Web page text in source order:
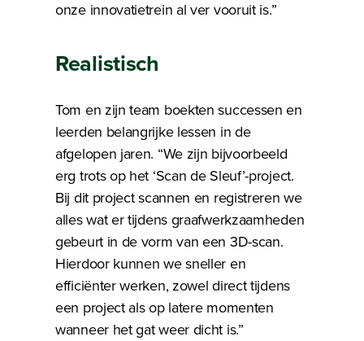
onze innovatietrein al ver vooruit is.”
Realistisch
Tom en zijn team boekten successen en
leerden belangrijke lessen in de
afgelopen jaren. “We zijn bijvoorbeeld
erg trots op het ‘Scan de Sleuf’-project.
Bij dit project scannen en registreren we
alles wat er tijdens graafwerkzaamheden
gebeurt in de vorm van een 3D-scan.
Hierdoor kunnen we sneller en
efficiënter werken, zowel direct tijdens
een project als op latere momenten
wanneer het gat weer dicht is.”